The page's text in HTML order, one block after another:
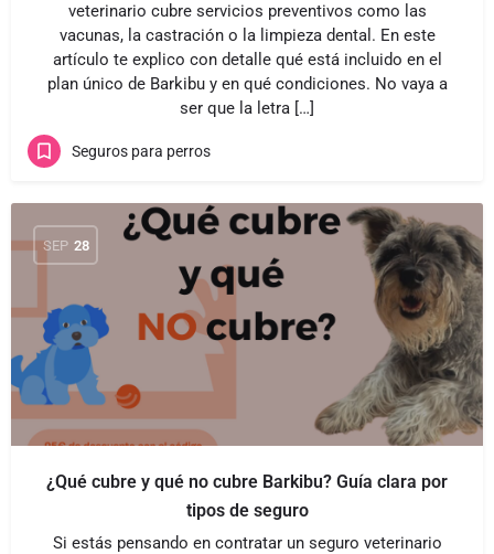
veterinario cubre servicios preventivos como las
vacunas, la castración o la limpieza dental. En este
artículo te explico con detalle qué está incluido en el
plan único de Barkibu y en qué condiciones. No vaya a
ser que la letra […]
Seguros para perros
SEP 28
¿Qué cubre y qué no cubre Barkibu? Guía clara por
tipos de seguro
Si estás pensando en contratar un seguro veterinario